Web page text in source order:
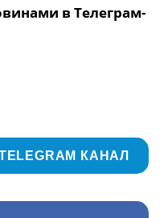
в Телеграм-
КАНАЛ